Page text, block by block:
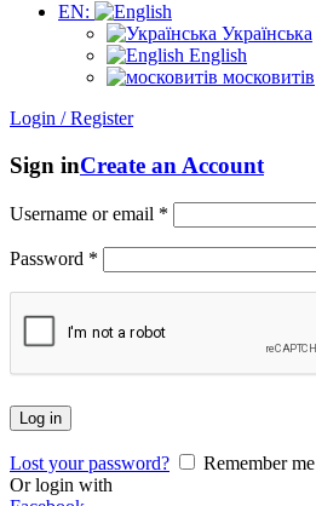
EN:
Українська
English
московитів
Login / Register
Sign inCreate an Account
Username or email *
Password *
Log in
Lost your password?
Remember me
Or login with